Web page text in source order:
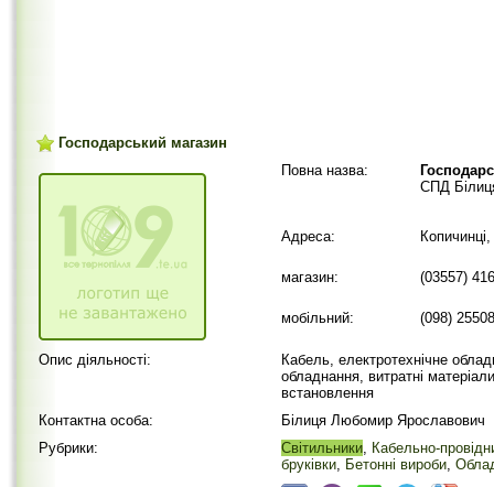
Господарський магазин
Повна назва:
СПД
Адреса:
магазин: (03557)
мобільний: (098)
Опис діяльності:
Кабель, електротехнічне
обладнання, витратні
встановлення
Контактна особа:
Білиця Любомир Ярославович
Рубрики:
Світильники, Кабельно-
бруківки, Бетонні вироби,